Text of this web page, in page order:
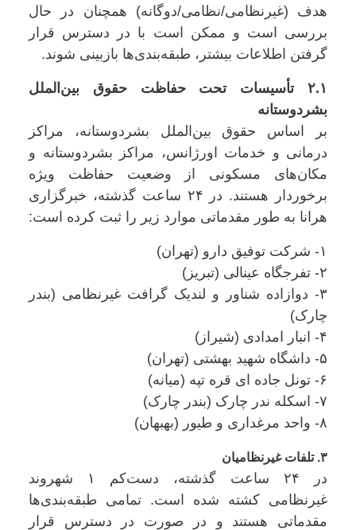
هدف (غیرنظامی/نظامی/دوگانه) همچنان در حال
بررسی است و ممکن است با در دسترس قرار
گرفتن اطلاعات بیشتر، طبقه‌بندی‌ها بازبینی شوند.
۲.۱ تأسیسات تحت حفاظت حقوق بین‌الملل
بشردوستانه
بر اساس حقوق بین‌الملل بشردوستانه، مراکز
درمانی و خدمات اورژانس، مراکز بشردوستانه و
مکان‌های مسکونی از وضعیت حفاظت ویژه
برخوردار هستند. در ۲۴ ساعت گذشته، خبرگزاری
هرانا به طور مقدماتی موارد زیر را ثبت کرده است:
۳- دوازاده شناور و لندیک گرافت غیرنظامی (بندر
چارک)
در ۲۴ ساعت گذشته، دست‌کم ۱ شهروند
غیرنظامی کشته شده‌ است. تمامی طبقه‌بندی‌ها
مقدماتی هستند و در صورت در دسترس قرار